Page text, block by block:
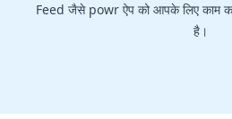
Feed जैसे powr ऐप को आपके लिए काम
है।